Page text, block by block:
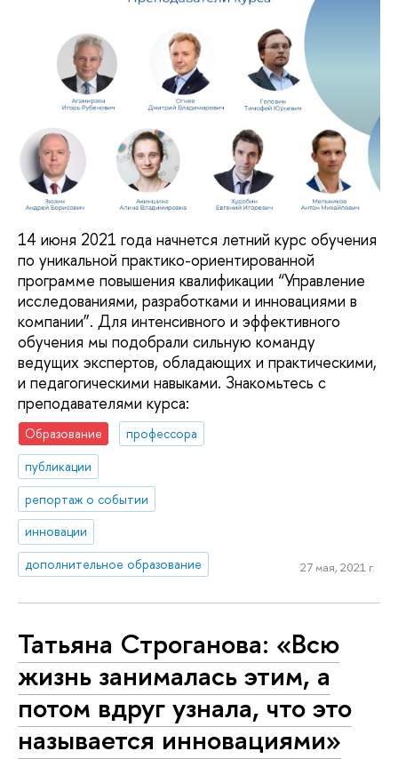
14 июня 2021 года начнется летний курс обучения
по уникальной практико-ориентированной
программе повышения квалификации “Управление
исследованиями, разработками и инновациями в
компании”. Для интенсивного и эффективного
обучения мы подобрали сильную команду
ведущих экспертов, обладающих и практическими,
и педагогическими навыками. Знакомьтесь с
преподавателями курса:
Образование
профессора
публикации
репортаж о событии
инновации
дополнительное образование
27 мая, 2021 г.
Татьяна Строганова: «Всю
жизнь занималась этим, а
потом вдруг узнала, что это
называется инновациями»